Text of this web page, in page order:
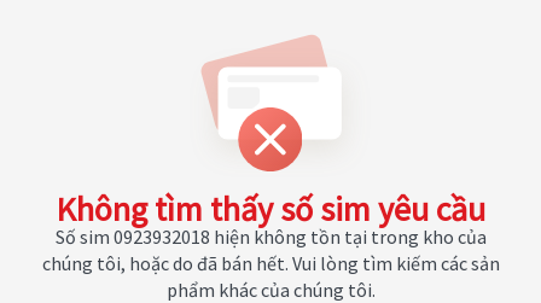
Không tìm thấy số sim yêu cầu
Số sim 0923932018 hiện không tồn tại trong kho của
chúng tôi, hoặc do đã bán hết. Vui lòng tìm kiếm các sản
phẩm khác của chúng tôi.